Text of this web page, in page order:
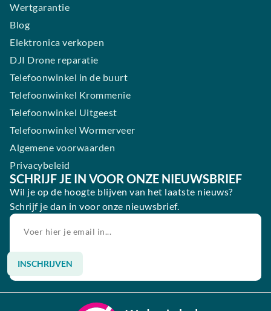
Wertgarantie
Blog
Elektronica verkopen
DJI Drone reparatie
Telefoonwinkel in de buurt
Telefoonwinkel Krommenie
Telefoonwinkel Uitgeest
Telefoonwinkel Wormerveer
Algemene voorwaarden
Privacybeleid
SCHRIJF JE IN VOOR ONZE NIEUWSBRIEF
Wil je op de hoogte blijven van het laatste nieuws?
Schrijf je dan in voor onze nieuwsbrief.
INSCHRIJVEN
Alternative: